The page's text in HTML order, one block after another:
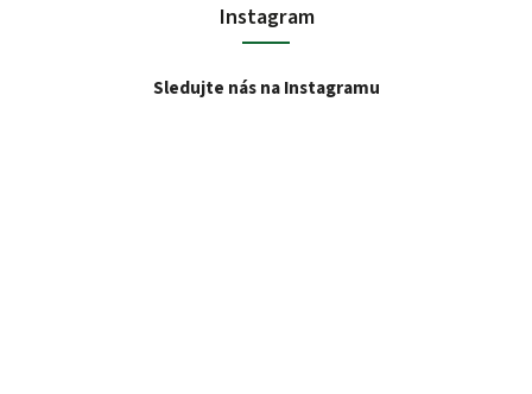
Instagram
Sledujte nás na Instagramu